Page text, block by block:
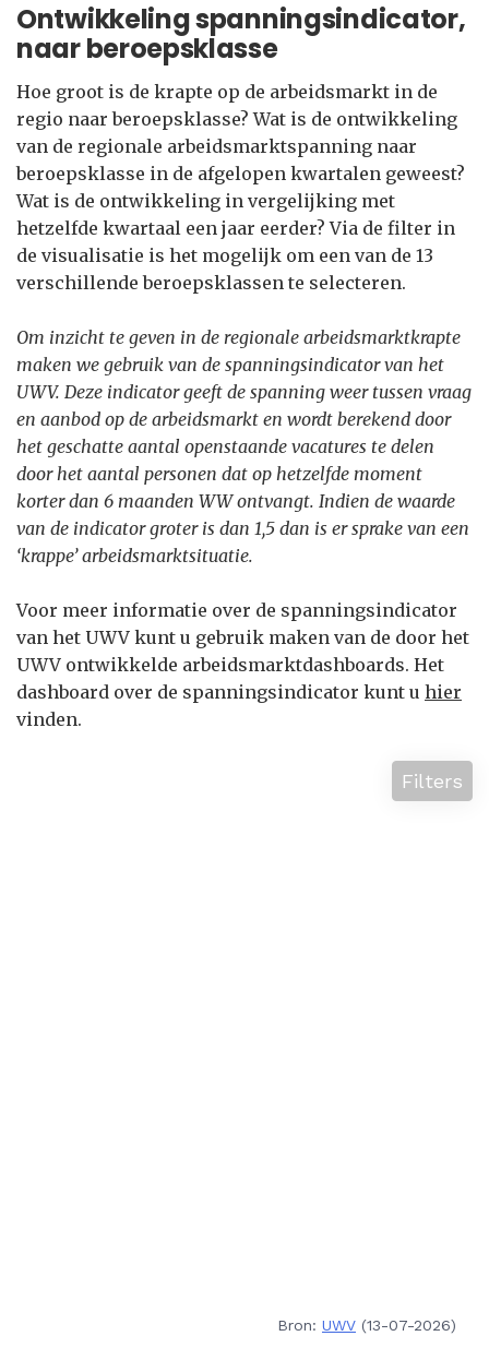
Ontwikkeling spanningsindicator,
naar beroepsklasse
Hoe groot is de krapte op de arbeidsmarkt in de
regio naar beroepsklasse? Wat is de ontwikkeling
van de regionale arbeidsmarktspanning naar
beroepsklasse in de afgelopen kwartalen geweest?
Wat is de ontwikkeling in vergelijking met
hetzelfde kwartaal een jaar eerder? Via de filter in
de visualisatie is het mogelijk om een van de 13
verschillende beroepsklassen te selecteren.
Om inzicht te geven in de regionale arbeidsmarktkrapte
maken we gebruik van de spanningsindicator van het
UWV. Deze indicator geeft de spanning weer tussen vraag
en aanbod op de arbeidsmarkt en wordt berekend door
het geschatte aantal openstaande vacatures te delen
door het aantal personen dat op hetzelfde moment
korter dan 6 maanden WW ontvangt. Indien de waarde
van de indicator groter is dan 1,5 dan is er sprake van een
‘krappe’ arbeidsmarktsituatie.
Voor meer informatie over de spanningsindicator
van het UWV kunt u gebruik maken van de door het
UWV ontwikkelde arbeidsmarktdashboards. Het
dashboard over de spanningsindicator kunt u hier
vinden.
Filters
Bron: UWV (13-07-2026)